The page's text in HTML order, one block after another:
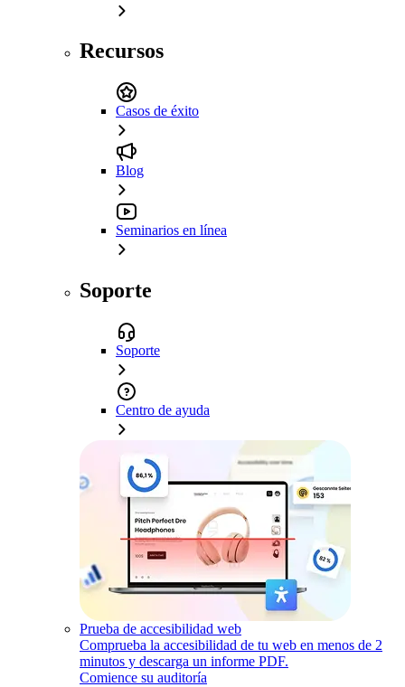
Recursos
Casos de éxito
Blog
Seminarios en línea
Soporte
Soporte
Centro de ayuda
Prueba de accesibilidad web
Comprueba la accesibilidad de tu web en menos de 2
minutos y descarga un informe PDF.
Comience su auditoría